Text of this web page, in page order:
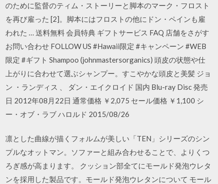
のために監督のティム・ストーリーと脚本のマーク・フロスト
を再び雇った [2]。脚本にはフロストの他にドン・ペインも雇
われた … 送料無料 会員特典 ギフトサービス FAQ 店舗をさがす
お問い合わせ FOLLOW US #Hawaii限定 #キャンペーン #WEB
限定 #ギフト Shampoo (johnmastersorganics) 頭皮の状態や仕
上がりに合わせて選ぶシャンプー。すこやかな頭皮と美髪 ジョ
ン ・ランディス 、 ダン・エイクロイド 国内 Blu-ray Disc 発売
日 2012年08月22日 通常価格 ￥2,075 セール価格 ￥1,100 シ
ー・オブ・ラブ ハロルド 2015/08/26
凛とした曲線が描くフォルムが美しい「TEN」シリーズのシン
プルなオットマン。ソファーと組み合わせることで、よりくつ
ろぎ感が高まります。 クッション部全てにモールド発泡ウレタ
ンを採用した製品です。モールド発泡ウレタンについて モール